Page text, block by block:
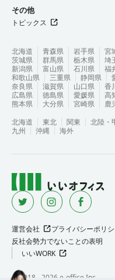
その他
トピックス
北海道 青森県 岩手県 宮
茨城県
群馬県 栃木県 埼
新潟県
富山県 石川県 福
和歌山県
三重県 静岡県
奈良県
滋賀県 山口県 香
広島県
徳島県 愛媛県 高
熊本県
大分県 宮崎県 鹿
北海道
東北 関東 北陸・
九州
沖縄 海外
運営会社 プライバシーポリ
反社会勢力でないことの表明
いいWORK
©︎ 2018 - 2026 e-office Inc.